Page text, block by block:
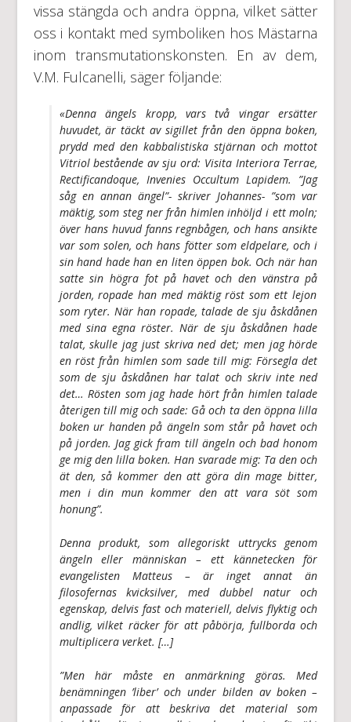
vissa stängda och andra öppna, vilket sätter
oss i kontakt med symboliken hos Mästarna
inom transmutationskonsten. En av dem,
V.M. Fulcanelli, säger följande:
«Denna ängels kropp, vars två vingar ersätter
huvudet, är täckt avsigillet från den öppna boken,
prydd med den kabbalistiska stjärnan och mottot
Vitriol bestående av sju ord: Visita Interiora Terrae,
Rectificandoque, Invenies Occultum Lapidem. ”Jag
såg en annan ängel”- skriver Johannes- ”som var
mäktig, som steg ner från himlen inhöljd i ett moln;
över hans huvud fanns regnbågen, och hans ansikte
var som solen, och hans fötter someldpelare, och i
sin hand hade han en liten öppen bok. Och när han
satte sin högra fot på havetoch den vänstra på
jorden, ropade han med mäktig röst som ett lejon
som ryter. När han ropade, talade de sju åskdånen
med sina egna röster. När de sju åskdånen hade
talat, skulle jag just skriva ned det; men jag hörde
en röst från himlen som sade till mig: Försegla det
som de sju åskdånen har talat och skriv inte ned
det… Rösten som jag hade hört från himlen talade
återigen till mig och sade: Gå och ta denöppna lilla
bokenur handen på ängelnsom står på havet och
på jorden. Jag gick fram till ängeln och bad honom
ge mig den lilla boken. Han svarade mig: Ta den och
ät den, så kommer den att göra din mage bitter,
men i din mun kommer den att vara söt som
honung”.
Denna produkt, som allegoriskt uttrycks genom
ängeln eller människan – ett kännetecken för
evangelisten Matteus – är inget annat än
filosofernas kvicksilver, med dubbel natur och
egenskap, delvis fast och materiell, delvis flyktig och
andlig, vilket räcker för att påbörja, fullborda och
multiplicera verket. […]
”Men här måste en anmärkning göras. Med
benämningen ’liber’och under bilden av boken–
anpassade för att beskriva det material som